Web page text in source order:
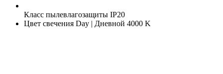
Класс пылевлагозащиты IP20
Цвет свечения Day | Дневной 4000 K